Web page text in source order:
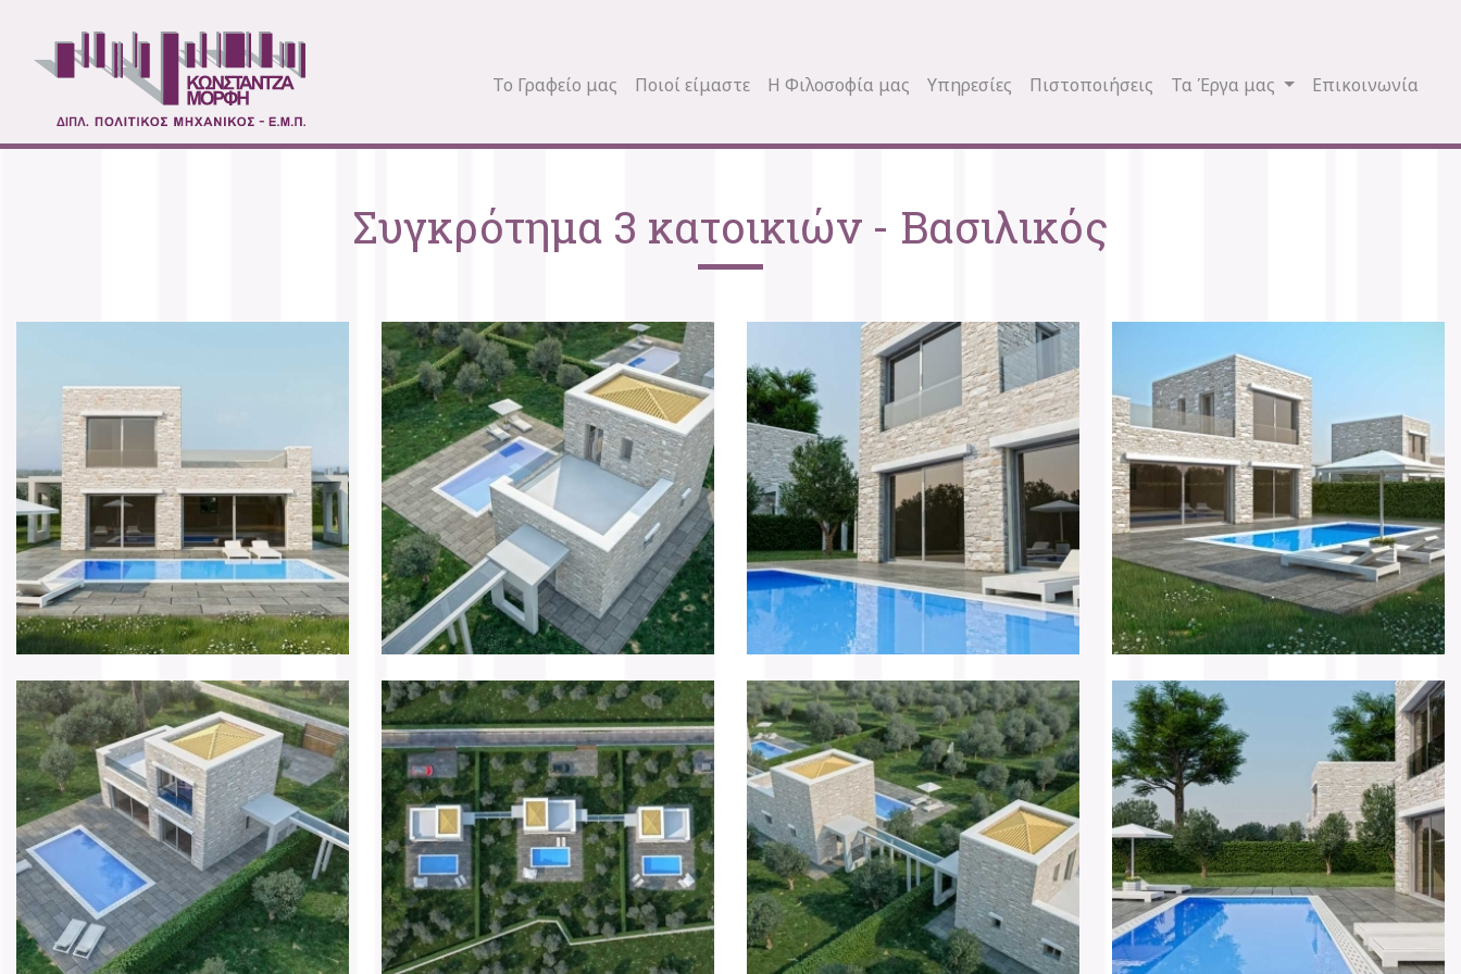
Το Γραφείο μας Ποιοί είμαστε Η Φιλοσοφία μας Υπηρεσίες Πιστοποιήσεις Τα Έργα μας Επικοινωνία
Συγκρότημα 3 κατοικιών - Βασιλικός